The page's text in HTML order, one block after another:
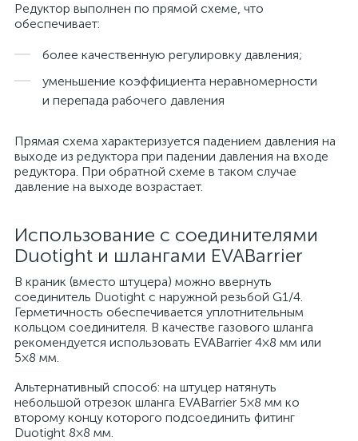
Редуктор выполнен по прямой схеме, что
обеспечивает:
более качественную регулировку давления;
уменьшение коэффициента неравномерности
и перепада рабочего давления
Прямая схема характеризуется падением давления на
выходе из редуктора при падении давления на входе
редуктора. При обратной схеме в таком случае
давление на выходе возрастает.
Использование с соединителями
Duotight и шлангами EVABarrier
В краник (вместо штуцера) можно ввернуть
соединитель Duotight с наружной резьбой G1/4.
Герметичность обеспечивается уплотнительным
кольцом соединителя. В качестве газового шланга
рекомендуется использовать EVABarrier 4×8 мм или
5×8 мм.
Альтернативный способ: на штуцер натянуть
небольшой отрезок шланга EVABarrier 5×8 мм ко
второму концу которого подсоединить фитинг
Duotight 8×8 мм.